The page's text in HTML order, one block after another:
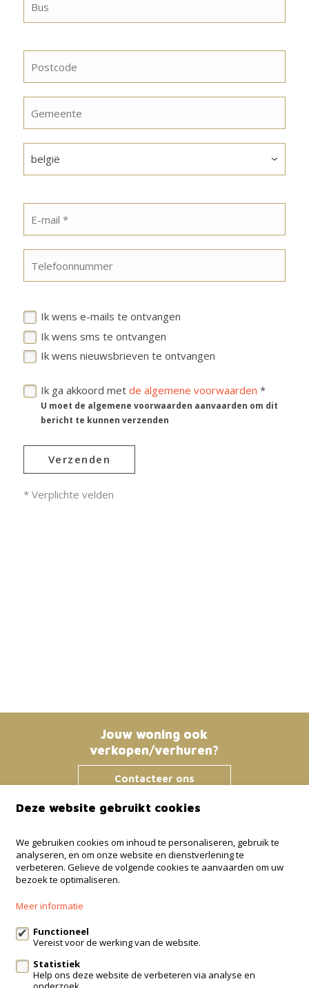
Ik wens e-mails te ontvangen
Ik wens sms te ontvangen
Ik wens nieuwsbrieven te ontvangen
Ik ga akkoord met de algemene voorwaarden *
U moet de algemene voorwaarden aanvaarden om dit
bericht te kunnen verzenden
Verzenden
* Verplichte velden
Jouw woning ook
verkopen/verhuren?
Contacteer ons
Immo Bosmans
Klokstraat 25 / 21
3600 Genk
info@immo-bosmans.be
Te koop Te huur
Contact
Deze website gebruikt cookies
We gebruiken cookies om inhoud te personaliseren, gebruik te
analyseren, en om onze website en dienstverlening te
verbeteren. Gelieve de volgende cookies te aanvaarden om uw
bezoek te optimaliseren.
Meer informatie
Functioneel
Vereist voor de werking van de website.
Statistiek
Help ons deze website de verbeteren via analyse en